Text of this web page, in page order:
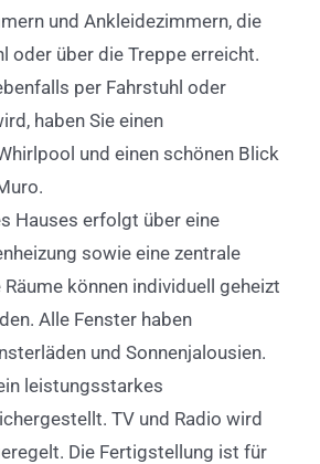
und Ankleidezimmern, die
oder über die Treppe erreicht.
per Fahrstuhl oder
haben Sie einen
und einen schönen Blick
Hauses erfolgt über eine
sowie eine zentrale
können individuell geheizt
Alle Fenster haben
und Sonnenjalousien.
leistungsstarkes
TV und Radio wird
Die Fertigstellung ist für